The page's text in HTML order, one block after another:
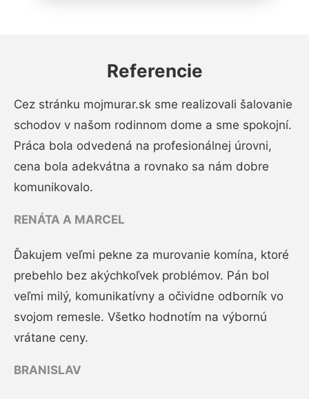
Referencie
Cez stránku mojmurar.sk sme realizovali šalovanie
schodov v našom rodinnom dome a sme spokojní.
Práca bola odvedená na profesionálnej úrovni,
cena bola adekvátna a rovnako sa nám dobre
komunikovalo.
RENÁTA A MARCEL
Ďakujem veľmi pekne za murovanie komína, ktoré
prebehlo bez akýchkoľvek problémov. Pán bol
veľmi milý, komunikatívny a očividne odborník vo
svojom remesle. Všetko hodnotím na výbornú
vrátane ceny.
BRANISLAV